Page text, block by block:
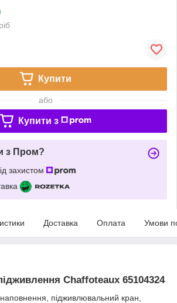
Купити
або
Купити з
з Пром?
захистом
Доставка Оплата Умови
Сhaffoteaux 65104324
підживлювальний кран,